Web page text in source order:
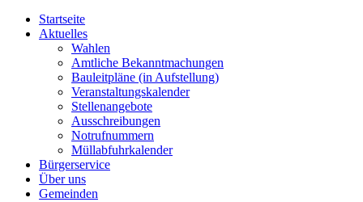
Startseite
Aktuelles
Wahlen
Amtliche Bekanntmachungen
Bauleitpläne (in Aufstellung)
Veranstaltungskalender
Stellenangebote
Ausschreibungen
Notrufnummern
Müllabfuhrkalender
Bürgerservice
Über uns
Gemeinden